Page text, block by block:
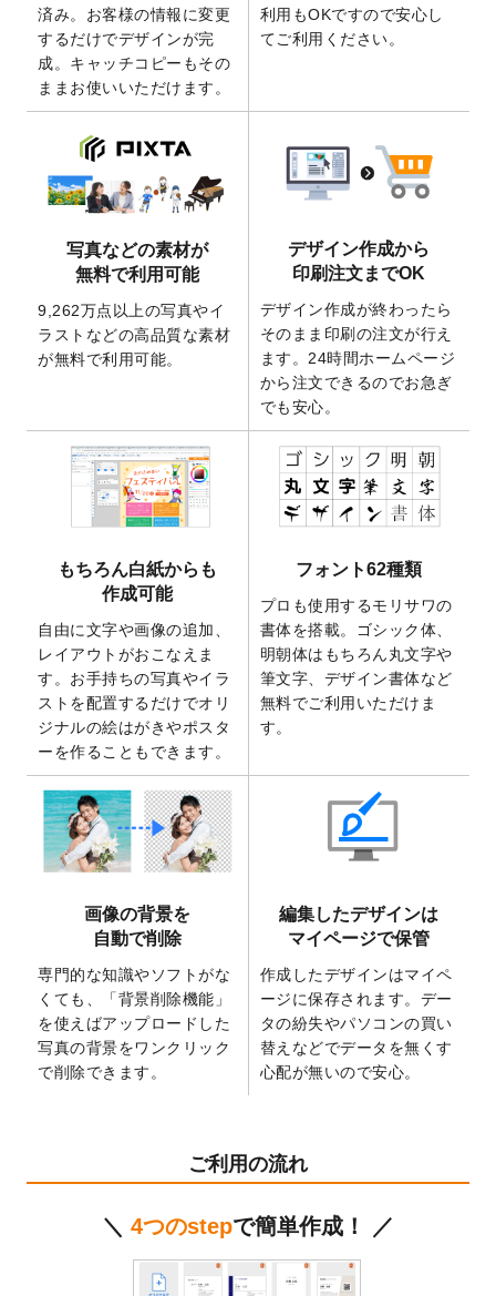
グ」「テンプレート間でパーツを流用する
方法」を公開いたしました。
2026/4/21
アクリルキーホルダーのデザインテンプレ
ート を追加いたしました。
りました！
2025/12/22
【新商品】アクリルキーホルダーが作成で
きるようになりました！
2025/12/22
2026年版4月始まりのカレンダーデザイン
テンプレート
を公開いたしました。
開いたしました。
2025/9/30
【新商品】クリアファイルバッグ が作成で
きるようになりました！
2026年午年の年賀状デザインテンプレート
を公開いたしました。
2025/9/10
喪中はがき・寒中見舞いのデザインテンプ
レートを公開いたしました。
2025/8/1
9,160万点以上の写真やイラスト素材が無料
2025/7/30
キャンバスプリントのデザインテンプレー
トを追加いたしました。
2025/6/30
暑中見舞いのデザインテンプレートを追加
しました。
2025/6/27
キャンバスプリントのデザインテンプレー
トを追加いたしました。
2025/6/24
2026年版1月始まりのカレンダーデザイン
テンプレートを公開いたしました。
2025/6/9
「背景削除機能
」を実装しました。
2025/4/3
DMのデザインテンプレートを追加しまし
た。
を追加しました。
マスキングテープのデザインテンプレート
を追加しました。
2025/1/15
配置できるデータ形式が増えました。
（pdf、psd、eps、tifに対応）
2024/12/24
2025年版4月始まりのカレンダーデザイン
箔押し年賀状のデザインテンプレート
ステッカーのデザインテンプレート
しました。
2025年巳年の年賀状デザインテンプレート
済み。お客様の情報に変更
するだけでデザインが完
成。キャッチコピーもその
ままお使いいただけます。
利用もOKですので安心し
てご利用ください。
写真などの素材が
無料で利用可能
9,262万点以上の写真やイ
ラストなどの高品質な素材
が無料で利用可能。
デザイン作成から
印刷注文までOK
デザイン作成が終わったら
そのまま印刷の注文が行え
ます。24時間ホームページ
から注文できるのでお急ぎ
でも安心。
もちろん白紙からも
作成可能
自由に文字や画像の追加、
レイアウトがおこなえま
す。お手持ちの写真やイラ
ストを配置するだけでオリ
ジナルの絵はがきやポスタ
ーを作ることもできます。
フォント62種類
プロも使用するモリサワの
書体を搭載。ゴシック体、
明朝体はもちろん丸文字や
筆文字、デザイン書体など
無料でご利用いただけま
す。
画像の背景を
自動で削除
専門的な知識やソフトがな
くても、「背景削除機能」
を使えばアップロードした
写真の背景をワンクリック
で削除できます。
編集したデザインは
マイページで保管
作成したデザインはマイペ
ージに保存されます。デー
タの紛失やパソコンの買い
替えなどでデータを無くす
心配が無いので安心。
ご利用の流れ
＼ 4つのstepで簡単作成！ ／